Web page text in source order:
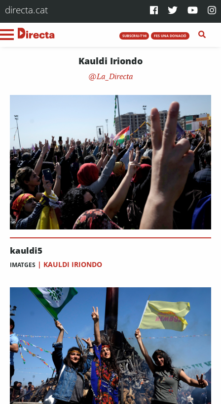
directa.cat
SUBSCRIU-T'HI FES UNA DONACIÓ
Kauldi Iriondo
La_Directa
kauldi5
IMATGES | KAULDI IRIONDO